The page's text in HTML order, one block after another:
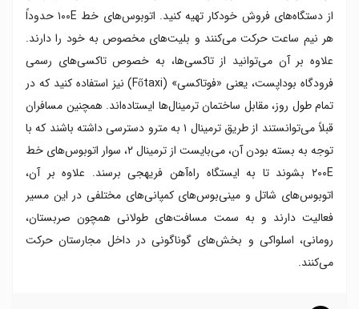
از دستگاه‌های فروش خودکار تهیه کنید. اتوبوس‌های خط ۱۰۰E حدوداً
هر نیم ساعت حرکت می‌کنند و بلیت‌های مخصوص به خود را دارند.
علاوه بر آن می‌توانید از تاکسی‌ها، به خصوص تاکسی‌های رسمی
فرودگاه بوداپست، یعنی «فوتاکسی» (Főtaxi) نیز استفاده کنید که در
تمام طول روز، مقابل ساختمان ترمینال‌ها ایستاده‌اند. همچنین مسافران
قبلاً می‌توانستند از طریق ترمینال ۱ به مترو دسترسی داشته باشند که با
توجه به بسته بودن آن، می‌بایست از ترمینال ۲، سوار اتوبوس‌های خط
۲۰۰E بشوند تا به ایستگاه راه‌آهن فریهجی برسند. علاوه بر آن،
اتوبوس‌های شاتل و مینی‌بوس‌های کمپانی‌های مختلفی در این مسیر
فعالیت دارند و به سمت مسافت‌های طولانی همچون صربستان،
رومانی، اسلواکی و بخش‌های گوناگونی در داخل مجارستان حرکت
می‌کنند.